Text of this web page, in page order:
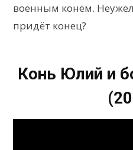
военным конём.
придёт конец?
Конь Юлий и